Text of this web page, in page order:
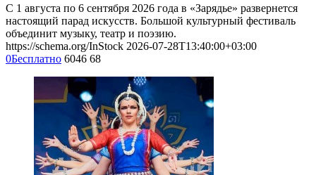
С 1 августа по 6 сентября 2026 года в «Зарядье» развернется
настоящий парад искусств. Большой культурный фестиваль
объединит музыку, театр и поэзию.
https://schema.org/InStock 2026-07-28T13:40:00+03:00
0Бесплатно 6046 68